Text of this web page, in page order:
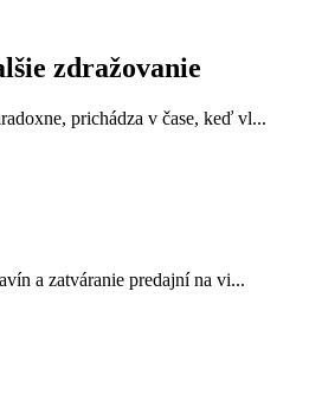
zdražovanie
prichádza v čase, keď vl...
a zatváranie predajní na vi...